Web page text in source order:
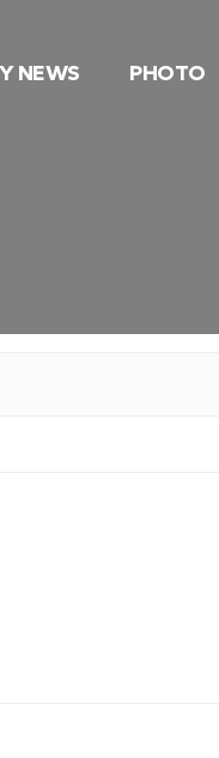
NEWS PHOTO